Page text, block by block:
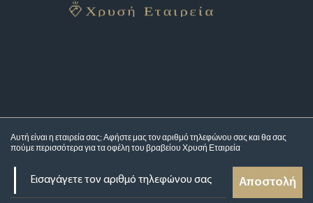
Αυτή είναι η εταιρεία σας; Αφήστε μας τον αριθμό τηλεφώνου σας και θα σας
πούμε περισσότερα για ταοφέλη του βραβείου Χρυσή Εταιρεία
Αποστολή